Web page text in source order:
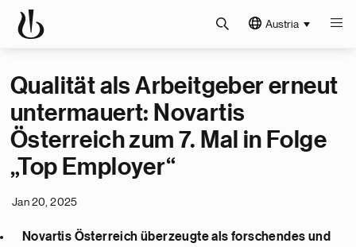
Austria
Qualität als Arbeitgeber erneut
untermauert: Novartis
Österreich zum 7. Mal in Folge
„Top Employer“
Jan 20, 2025
Novartis Österreich überzeugte als forschendes und